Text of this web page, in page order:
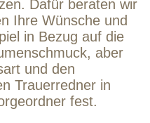
Dafür beraten wir
Ihre Wünsche und
in Bezug auf die
aber
und den
Trauerredner in
fest.